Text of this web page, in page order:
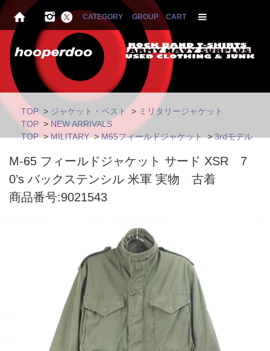
CATEGORY GROUP CART
TOP > ジャケット・ベスト > ミリタリージャケット
TOP > NEW ARRIVALS
TOP >MILITARY >M65フィールドジャケット >3rdモデル
M-65 フィールドジャケット サード XSR 7
0’s バックステンシル 米軍 実物 古着
商品番号:9021543